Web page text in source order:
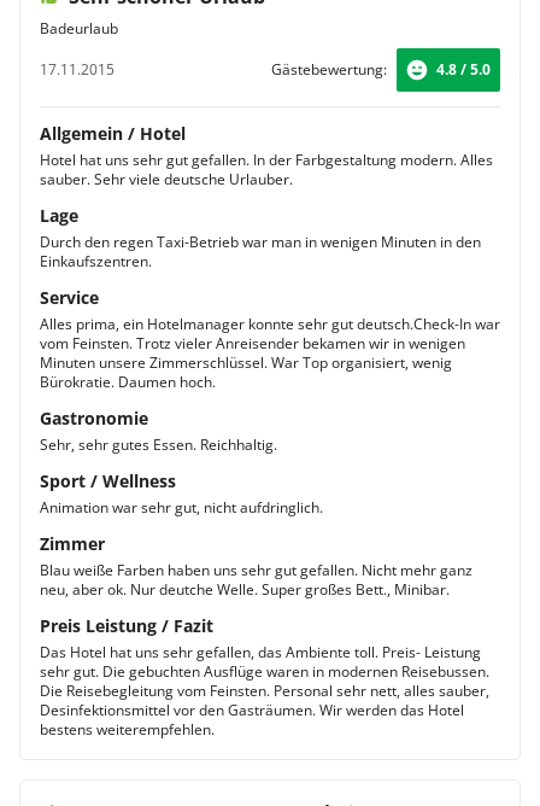
Badeurlaub
17.11.2015
Gästebewertung: 4.8 / 5.0
Allgemein / Hotel
Hotel hat uns sehr gut gefallen. In der Farbgestaltung modern. Alles
sauber. Sehr viele deutsche Urlauber.
Lage
Durch den regen Taxi-Betrieb war man in wenigen Minuten in den
Einkaufszentren.
Service
Alles prima, ein Hotelmanager konnte sehr gut deutsch.Check-In war
vom Feinsten. Trotz vieler Anreisender bekamen wir in wenigen
Minuten unsere Zimmerschlüssel. War Top organisiert, wenig
Bürokratie. Daumen hoch.
Gastronomie
Sehr, sehr gutes Essen. Reichhaltig.
Sport / Wellness
Animation war sehr gut, nicht aufdringlich.
Zimmer
Blau weiße Farben haben uns sehr gut gefallen. Nicht mehr ganz
neu, aber ok. Nur deutche Welle. Super großes Bett., Minibar.
Preis Leistung / Fazit
Das Hotel hat uns sehr gefallen, das Ambiente toll. Preis- Leistung
sehr gut. Die gebuchten Ausflüge waren in modernen Reisebussen.
Die Reisebegleitung vom Feinsten. Personal sehr nett, alles sauber,
Desinfektionsmittel vor den Gasträumen. Wir werden das Hotel
bestens weiterempfehlen.